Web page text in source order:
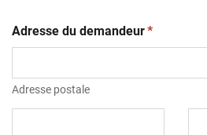
Adresse du demandeur(obligatoire)
*
Adresse postale